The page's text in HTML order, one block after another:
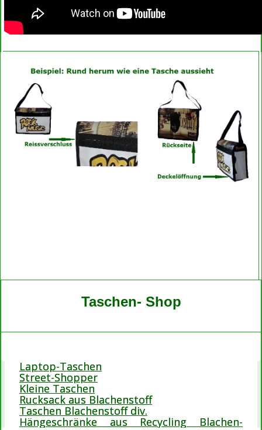
Taschen- Shop
Laptop-Taschen
Street-Shopper
Kleine Taschen
Rucksack aus Blachenstoff
Taschen Blachenstoff div.
Hängeschränke aus Recycling Blachen-